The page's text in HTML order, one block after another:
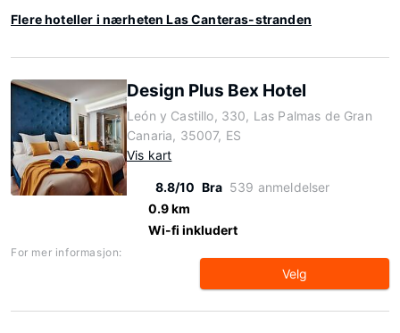
Flere hoteller i nærheten Las Canteras-stranden
Design Plus Bex Hotel
León y Castillo, 330, Las Palmas de Gran
Canaria, 35007, ES
Vis kart
8.8/10 Bra 539 anmeldelser
0.9 km
Wi-fi inkludert
For mer informasjon:
Velg